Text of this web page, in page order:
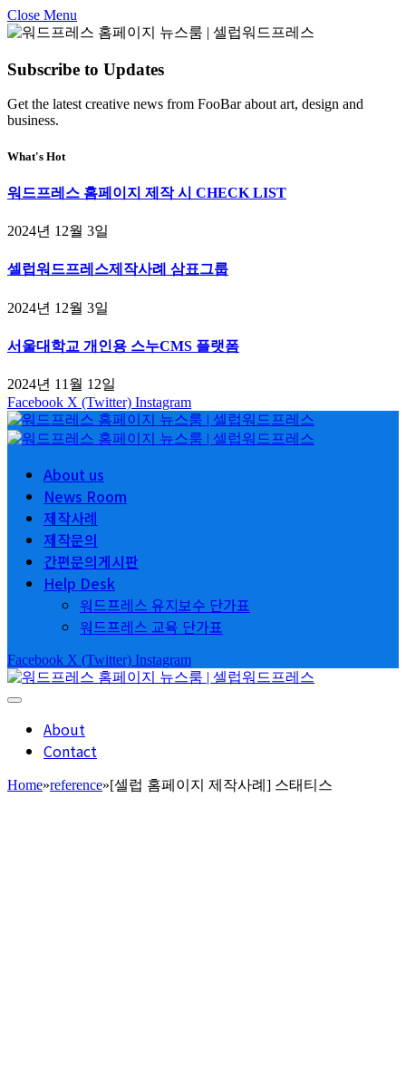
Close Menu
Subscribe to Updates
Get the latest creative news from FooBar about art, design and
business.
What's Hot
워드프레스 홈페이지 제작 시 CHECK LIST
2024년 12월 3일
셀럽워드프레스제작사례 삼표그룹
2024년 12월 3일
서울대학교 개인용 스누CMS 플랫폼
2024년 11월 12일
Facebook X (Twitter) Instagram
About us
News Room
제작사례
제작문의
간편문의게시판
Help Desk
워드프레스 유지보수 단가표
워드프레스 교육 단가표
Facebook X (Twitter) Instagram
About
Contact
Home»reference»[셀럽 홈페이지 제작사례] 스태티스